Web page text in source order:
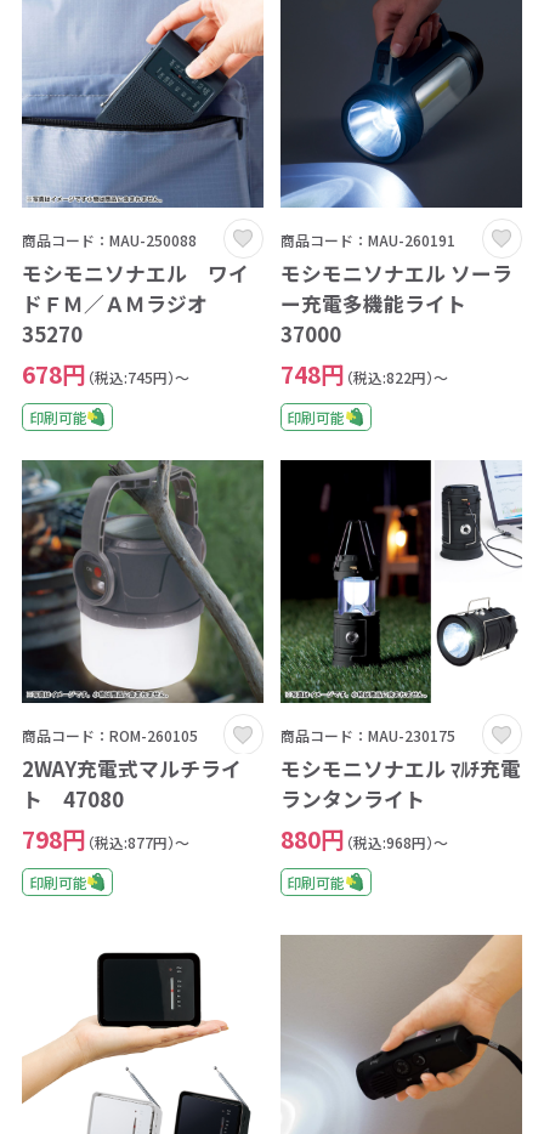
商品コード：MAU-250088
モシモニソナエル ワイ
ドＦＭ／ＡＭラジオ
35270
678円 （税込:745円）～
印刷可能
商品コード：MAU-260191
モシモニソナエル ソーラ
ー充電多機能ライト
37000
748円 （税込:822円）～
印刷可能
商品コード：ROM-260105
2WAY充電式マルチライ
ト 47080
798円 （税込:877円）～
印刷可能
商品コード：MAU-230175
モシモニソナエル ﾏﾙﾁ充電
ランタンライト
880円 （税込:968円）～
印刷可能